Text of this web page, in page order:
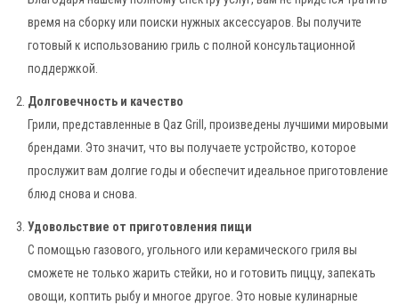
время на сборку или поиски нужных аксессуаров. Вы получите
готовый к использованию гриль с полной консультационной
поддержкой.
Долговечность и качество
Грили, представленные в Qaz Grill, произведены лучшими мировыми
брендами. Это значит, что вы получаете устройство, которое
прослужит вам долгие годы и обеспечит идеальное приготовление
блюд снова и снова.
Удовольствие от приготовления пищи
С помощью газового, угольного или керамического гриля вы
сможете не только жарить стейки, но и готовить пиццу, запекать
овощи, коптить рыбу и многое другое. Это новые кулинарные